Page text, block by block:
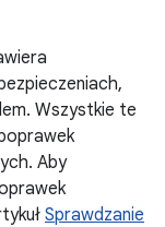
Wszystkie te
Aby
Sprawdzanie